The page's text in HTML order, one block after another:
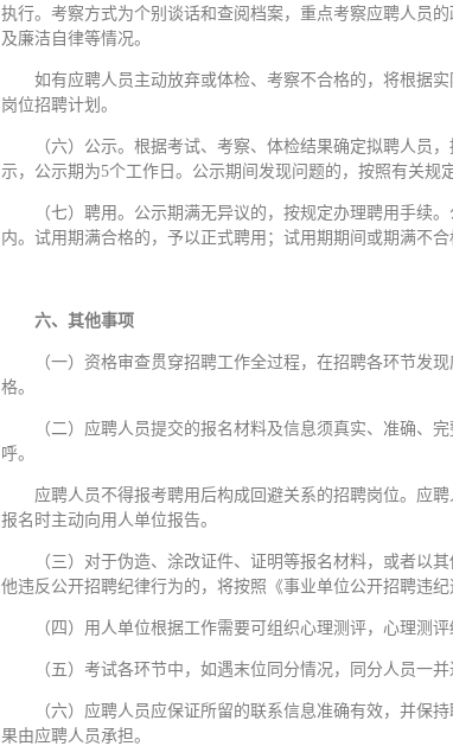
执行。考察方式为个别谈话和查阅档案，重点考察应聘人员
及廉洁自律等情况。
如有应聘人员主动放弃或体检、考察不合格的，将根据
岗位招聘计划。
（六）公示。根据考试、考察、体检结果确定拟聘人员
示，公示期为5个工作日。公示期间发现问题的，按照有关规
（七）聘用。公示期满无异议的，按规定办理聘用手续
内。试用期满合格的，予以正式聘用；试用期期间或期满不
六、其他事项
（一）资格审查贯穿招聘工作全过程，在招聘各环节发
格。
（二）应聘人员提交的报名材料及信息须真实、准确、
呼。
应聘人员不得报考聘用后构成回避关系的招聘岗位。应
报名时主动向用人单位报告。
（三）对于伪造、涂改证件、证明等报名材料，或者以
他违反公开招聘纪律行为的，将按照《事业单位公开招聘违纪
（四）用人单位根据工作需要可组织心理测评，心理测
（五）考试各环节中，如遇末位同分情况，同分人员一并
（六）应聘人员应保证所留的联系信息准确有效，并保
果由应聘人员承担。